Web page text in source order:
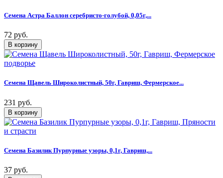
Семена Астра Баллон серебристо-голубой, 0,05г,...
72 руб.
Семена Щавель Широколистный, 50г, Гавриш, Фермерское...
231 руб.
Семена Базилик Пурпурные узоры, 0,1г, Гавриш,...
37 руб.